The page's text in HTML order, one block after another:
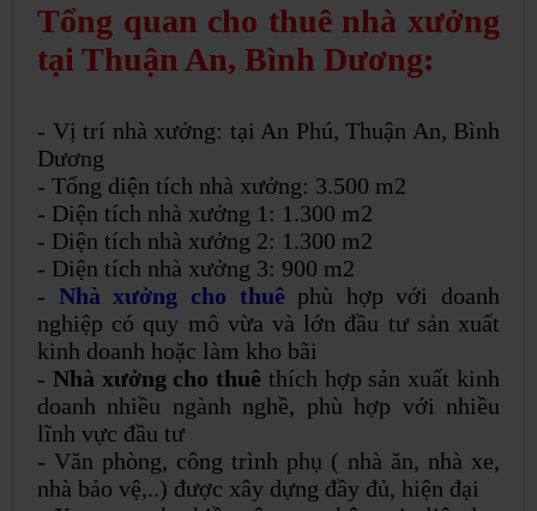
Tổng quan cho thuê nhà xưởng
tại Thuận An, Bình Dương:
- Vị trí nhà xưởng: tại An Phú, Thuận An, Bình
Dương
- Tổng diện tích nhà xưởng: 3.500 m2
- Diện tích nhà xưởng 1: 1.300 m2
- Diện tích nhà xưởng 2: 1.300 m2
- Diện tích nhà xưởng 3: 900 m2
- Nhà xưởng cho thuê phù hợp với doanh
nghiệp có quy mô vừa và lớn đầu tư sản xuất
kinh doanh hoặc làm kho bãi
- Nhà xưởng cho thuê thích hợp sản xuất kinh
doanh nhiều ngành nghề, phù hợp với nhiều
lĩnh vực đầu tư
- Văn phòng, công trình phụ ( nhà ăn, nhà xe,
nhà bảo vệ,..) được xây dựng đầy đủ, hiện đại